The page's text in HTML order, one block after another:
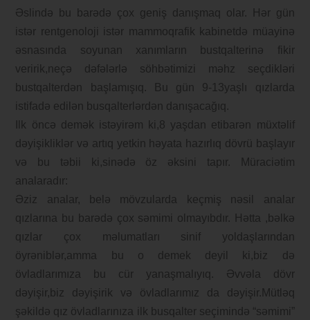
Əslində bu barədə çox geniş danışmaq olar. Hər gün
istər rentgenoloji istər mammoqrafik kabinetdə müayinə
əsnasında soyunan xanımların bustqalterinə fikir
veririk,neçə dəfələrlə söhbətimizi məhz seçdikləri
bustqalterdən başlamışıq. Bu gün 9-13yaşlı qızlarda
istifadə edilən busqalterlərdən danışacağıq.
Ilk öncə demək istəyirəm ki,8 yaşdan etibarən müxtəlif
dəyişikliklər və artıq yetkin həyata hazırlıq dövrü başlayır
və bu təbii ki,sinədə öz əksini tapır. Müraciətim
analaradır:
Əziz analar, belə mövzularda keçmiş nəsil analar
qızlarına bu barədə çox səmimi olmayıbdır. Hətta ,bəlkə
qızlar çox məlumatları sinif yoldaşlarından
öyrəniblər,amma bu o demek deyil ki,biz də
övladlarımıza bu cür yanaşmalıyıq. Əvvəla dövr
dəyişir,biz dəyişirik və övladlarımız da dəyişir.Mütləq
şəkildə qız övladlarınıza ilk busqalter seçimində “səmimi”